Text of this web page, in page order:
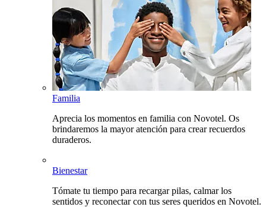
Familia
Aprecia los momentos en familia con Novotel. Os
brindaremos la mayor atención para crear recuerdos
duraderos.
Bienestar
Tómate tu tiempo para recargar pilas, calmar los
sentidos y reconectar con tus seres queridos en Novotel.